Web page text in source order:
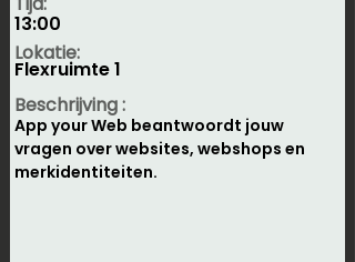
13:00
Lokatie:
Flexruimte 1
App your Web beantwoordt jouw
vragen over websites, webshops en
merkidentiteiten.
Beschrijving :